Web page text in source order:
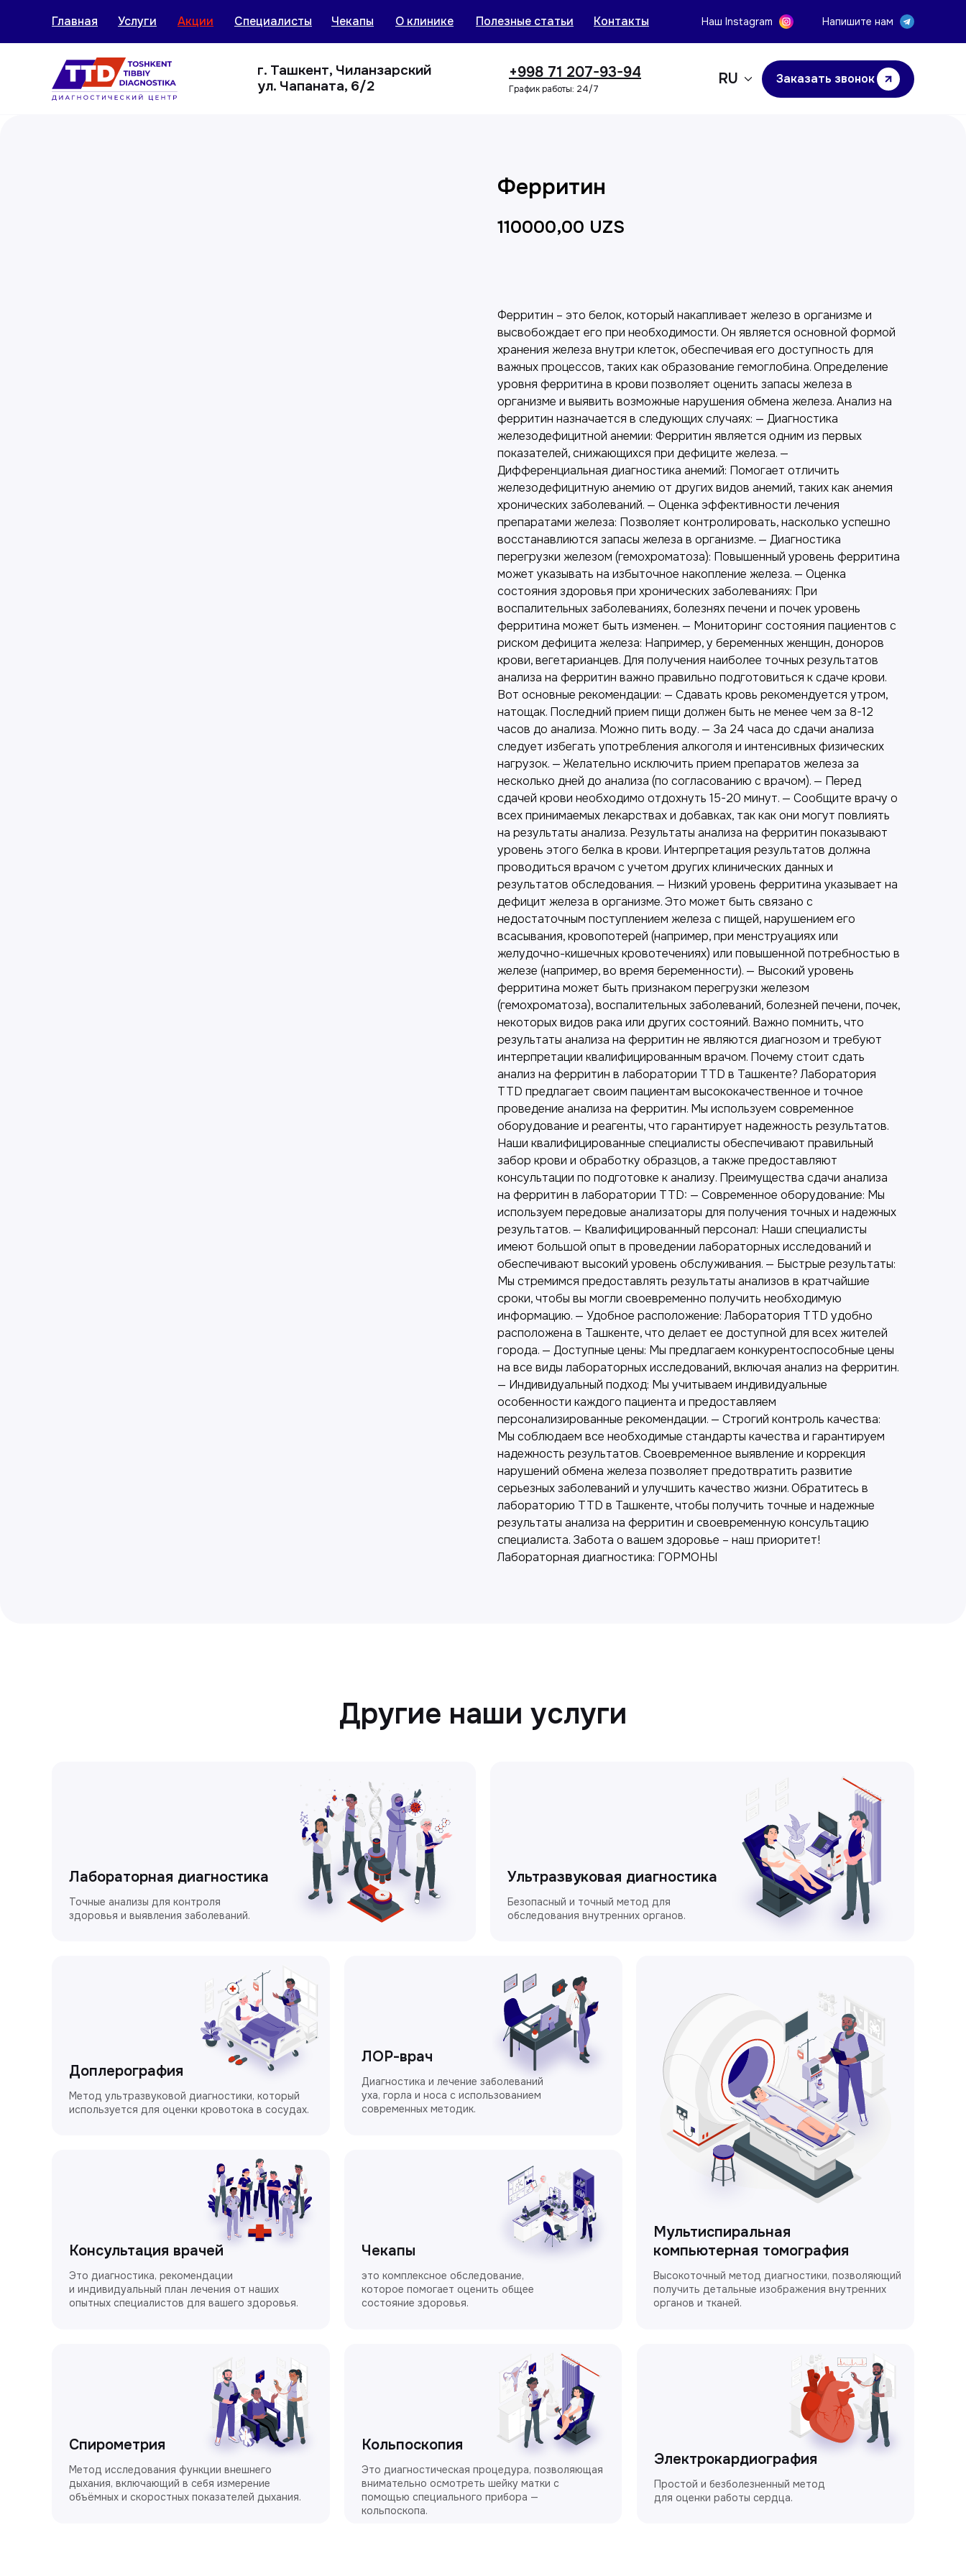
Главная Услуги Акции Специалисты Чекапы О клинике Полезные статьи Наш Instagram
Контакты
RU
Напишите нам
г. Ташкент, Чиланзарский
ул. Чапаната, 6/2
График работы: 24/7
+998 71 207-93-94 Заказать звонок
Ферритин
110000,00 UZS
Ферритин – это белок, который накапливает железо в организме и
высвобождает его при необходимости. Он является основной формой
хранения железа внутри клеток, обеспечивая его доступность для
важных процессов, таких как образование гемоглобина. Определение
уровня ферритина в крови позволяет оценить запасы железа в
организме и выявить возможные нарушения обмена железа. Анализ на
ферритин назначается в следующих случаях: — Диагностика
железодефицитной анемии: Ферритин является одним из первых
показателей, снижающихся при дефиците железа. —
Дифференциальная диагностика анемий: Помогает отличить
железодефицитную анемию от других видов анемий, таких как анемия
хронических заболеваний. — Оценка эффективности лечения
препаратами железа: Позволяет контролировать, насколько успешно
восстанавлиются запасы железа в организме. — Диагностика
перегрузки железом (гемохроматоза): Повышенный уровень ферритина
может указывать на избыточное накопление железа. — Оценка
состояния здоровья при хронических заболеваниях: При
воспалительных заболеваниях, болезнях печени и почек уровень
ферритина может быть изменен. — Мониторинг состояния пациентов с
риском дефицита железа: Например, у беременных женщин, доноров
крови, вегетарианцев. Для получения наиболее точных результатов
анализа на ферритин важно правильно подготовиться к сдаче крови.
Вот основные рекомендации: — Сдавать кровь рекомендуется утром,
натощак. Последний прием пищи должен быть не менее чем за 8-12
часов до анализа. Можно пить воду. — За 24 часа до сдачи анализа
следует избегать употребления алкоголя и интенсивных физических
нагрузок. — Желательно исключить прием препаратов железа за
несколько дней до анализа (по согласованию с врачом). — Перед
сдачей крови необходимо отдохнуть 15-20 минут. — Сообщите врачу о
всех принимаемых лекарствах и добавках, так как они могут повлиять
на результаты анализа. Результаты анализа на ферритин показывают
уровень этого белка в крови. Интерпретация результатов должна
проводиться врачом с учетом других клинических данных и
результатов обследования. — Низкий уровень ферритина указывает на
дефицит железа в организме. Это может быть связано с
недостаточным поступлением железа с пищей, нарушением его
всасывания, кровопотерей (например, при менструациях или
желудочно-кишечных кровотечениях) или повышенной потребностью в
железе (например, во время беременности). — Высокий уровень
ферритина может быть признаком перегрузки железом
(гемохроматоза), воспалительных заболеваний, болезней печени, почек,
некоторых видов рака или других состояний. Важно помнить, что
результаты анализа на ферритин не являются диагнозом и требуют
интерпретации квалифицированным врачом. Почему стоит сдать
анализ на ферритин в лаборатории TTD в Ташкенте? Лаборатория
TTD предлагает своим пациентам высококачественное и точное
проведение анализа на ферритин. Мы используем современное
оборудование и реагенты, что гарантирует надежность результатов.
Наши квалифицированные специалисты обеспечивают правильный
забор крови и обработку образцов, а также предоставляют
консультации по подготовке к анализу. Преимущества сдачи анализа
на ферритин в лаборатории TTD: — Современное оборудование: Мы
используем передовые анализаторы для получения точных и надежных
результатов. — Квалифицированный персонал: Наши специалисты
имеют большой опыт в проведении лабораторных исследований и
обеспечивают высокий уровень обслуживания. — Быстрые результаты:
Мы стремимся предоставлять результаты анализов в кратчайшие
сроки, чтобы вы могли своевременно получить необходимую
информацию. — Удобное расположение: Лаборатория TTD удобно
расположена в Ташкенте, что делает ее доступной для всех жителей
города. — Доступные цены: Мы предлагаем конкурентоспособные цены
на все виды лабораторных исследований, включая анализ на ферритин.
— Индивидуальный подход: Мы учитываем индивидуальные
особенности каждого пациента и предоставляем
персонализированные рекомендации. — Строгий контроль качества:
Мы соблюдаем все необходимые стандарты качества и гарантируем
надежность результатов. Своевременное выявление и коррекция
нарушений обмена железа позволяет предотвратить развитие
серьезных заболеваний и улучшить качество жизни. Обратитесь в
лабораторию TTD в Ташкенте, чтобы получить точные и надежные
результаты анализа на ферритин и своевременную консультацию
специалиста. Забота о вашем здоровье – наш приоритет!
Лабораторная диагностика: ГОРМОНЫ
Другие наши услуги
Лабораторная диагностика
Точные анализы для контроля
здоровья и выявления заболеваний.
Ультразвуковая диагностика
Безопасный и точный метод для
обследования внутренних органов.
Доплерография
Метод ультразвуковой диагностики, который
используется для оценки кровотока в сосудах.
Консультация врачей
Это диагностика, рекомендации
и индивидуальный план лечения от наших
опытных специалистов для вашего здоровья.
Мультиспиральная
компьютерная томография
Высокоточный метод диагностики, позволяющий
получить детальные изображения внутренних
органов и тканей.
Спирометрия
Метод исследования функции внешнего
дыхания, включающий в себя измерение
объёмных и скоростных показателей дыхания.
Кольпоскопия
Это диагностическая процедура, позволяющая
внимательно осмотреть шейку матки с
помощью специального прибора —
кольпоскопа.
Электрокардиография
Простой и безболезненный метод
для оценки работы сердца.
Диагностика и лечение заболеваний
уха, горла и носа с использованием
современных методик.
ЛОР-врач
Чекапы
это комплексное обследование,
которое помогает оценить общее
состояние здоровья.